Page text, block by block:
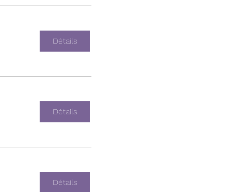
Détails
Détails
Détails